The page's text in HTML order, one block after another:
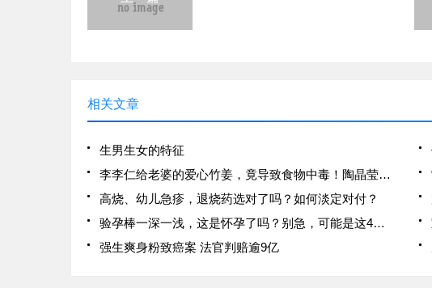
相关文章
生男生女的特征
李李仁给老婆的爱心竹姜，竟导致食物中毒！陶晶莹笑说小心枕边人
高烧、幼儿急疹，退烧药选对了吗？如何淡定对付？
验孕棒一深一浅，这是怀孕了吗？别急，可能是这4种情况
强生爽身粉致癌案 法官判赔逾9亿